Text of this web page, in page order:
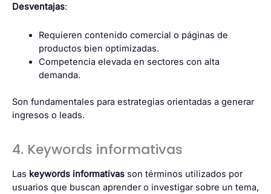
Desventajas:
Requieren contenido comercial o páginas de
productos bien optimizadas.
Competencia elevada en sectores con alta
demanda.
Son fundamentales para estrategias orientadas a generar
ingresos o leads.
4. Keywords informativas
Las keywords informativas son términos utilizados por
usuarios que buscan aprender o investigar sobre un tema,